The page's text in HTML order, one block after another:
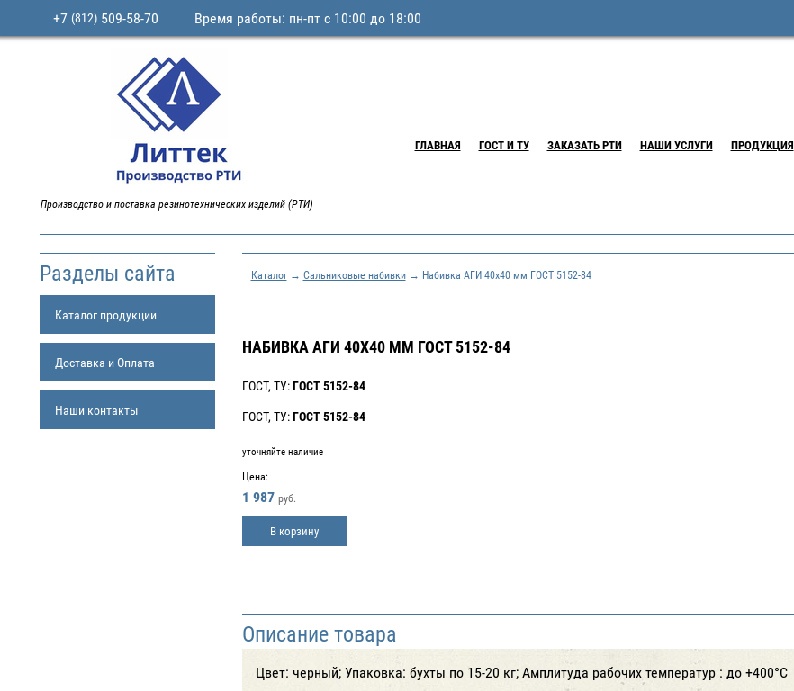
+7 (812)509-58-70 Время работы: пн-пт с 10:00 до 18:00
Производство и поставка резинотехнических изделий (РТИ)
ГЛАВНАЯ ГОСТ И ТУ ЗАКАЗАТЬ РТИ НАШИ УСЛУГИ ПРОДУКЦИЯ
Разделы сайта
Каталог продукции
Доставка и Оплата
Наши контакты
Каталог→ Сальниковые набивки→ Набивка АГИ 40х40 мм ГОСТ 5152-84
НАБИВКА АГИ 40Х40 ММ ГОСТ 5152-84
ГОСТ, ТУ:ГОСТ 5152-84
ГОСТ, ТУ:ГОСТ 5152-84
уточняйте наличие
Цена:
1 987 руб.
В корзину
Описание товара
Цвет: черный; Упаковка: бухты по 15-20 кг; Амплитуда рабочих температур : до +400°С